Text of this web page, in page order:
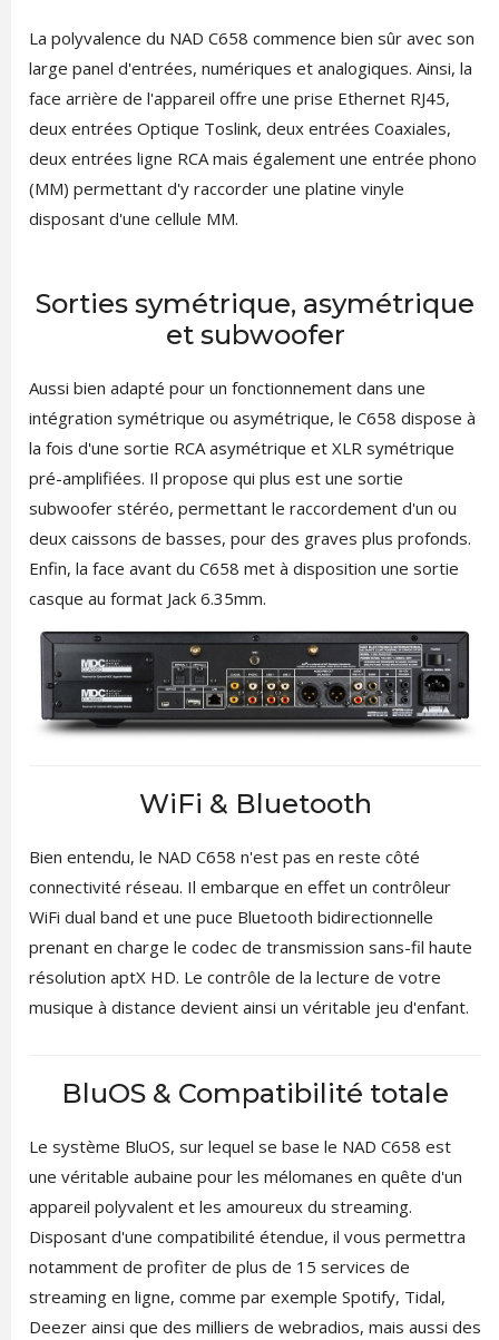
La polyvalence du NAD C658 commence bien sûr avec son
large panel d'entrées, numériques et analogiques. Ainsi, la
face arrière de l'appareil offre une prise Ethernet RJ45,
deux entrées Optique Toslink, deux entrées Coaxiales,
deux entrées ligne RCA mais également une entrée phono
(MM) permettant d'y raccorder une platine vinyle
disposant d'une cellule MM.
Sorties symétrique, asymétrique
et subwoofer
Aussi bien adapté pour un fonctionnement dans une
intégration symétrique ou asymétrique, le C658 dispose à
la fois d'une sortie RCA asymétrique et XLR symétrique
pré-amplifiées. Il propose qui plus est une sortie
subwoofer stéréo, permettant le raccordement d'un ou
deux caissons de basses, pour des graves plus profonds.
Enfin, la face avant du C658 met à disposition une sortie
casque au format Jack 6.35mm.
WiFi & Bluetooth
Bien entendu, le NAD C658 n'est pas en reste côté
connectivité réseau. Il embarque en effet un contrôleur
WiFi dual band et une puce Bluetooth bidirectionnelle
prenant en charge le codec de transmission sans-fil haute
résolution aptX HD. Le contrôle de la lecture de votre
musique à distance devient ainsi un véritable jeu d'enfant.
BluOS & Compatibilité totale
Le système BluOS, sur lequel se base le NAD C658 est
une véritable aubaine pour les mélomanes en quête d'un
appareil polyvalent et les amoureux du streaming.
Disposant d'une compatibilité étendue, il vous permettra
notamment de profiter de plus de 15 services de
streaming en ligne, comme par exemple Spotify, Tidal,
Deezer ainsi que des milliers de webradios, mais aussi des